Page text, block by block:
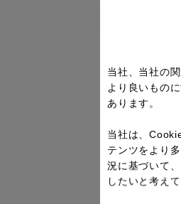
当社、当社の
より良いもの
あります。
当社は、
テンツをより
況に基づいて
したいと考えて